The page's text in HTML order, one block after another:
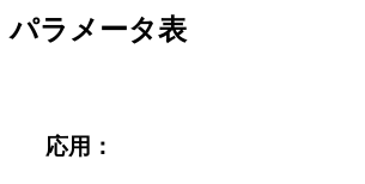
パラメータ表
応用：